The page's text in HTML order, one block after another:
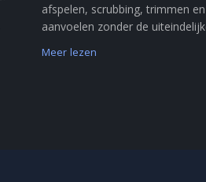
afspelen, scrubbing, trimmen
aanvoelen zonder de
Meer lezen